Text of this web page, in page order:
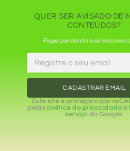
QUER SER AVISADO DE
CONTEÚDOS?
Fique por dentro e se inscreva
CADASTRAR EMAIL
Este site é protegido por
pelas política de privacidade e
serviço do Google.